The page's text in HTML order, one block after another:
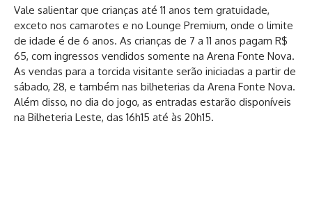
Vale salientar que crianças até 11 anos tem gratuidade,
exceto nos camarotes e no Lounge Premium, onde o limite
de idade é de 6 anos. As crianças de 7 a 11 anos pagam R$
65, com ingressos vendidos somente na Arena Fonte Nova.
As vendas para a torcida visitante serão iniciadas a partir de
sábado, 28, e também nas bilheterias da Arena Fonte Nova.
Além disso, no dia do jogo, as entradas estarão disponíveis
na Bilheteria Leste, das 16h15 até às 20h15.